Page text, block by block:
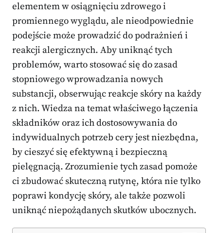
elementem w osiągnięciu zdrowego i
promiennego wyglądu, ale nieodpowiednie
podejście może prowadzić do podrażnień i
reakcji alergicznych. Aby uniknąć tych
problemów, warto stosować się do zasad
stopniowego wprowadzania nowych
substancji, obserwując reakcje skóry na każdy
z nich. Wiedza na temat właściwego łączenia
składników oraz ich dostosowywania do
indywidualnych potrzeb cery jest niezbędna,
by cieszyć się efektywną i bezpieczną
pielęgnacją. Zrozumienie tych zasad pomoże
ci zbudować skuteczną rutynę, która nie tylko
poprawi kondycję skóry, ale także pozwoli
uniknąć niepożądanych skutków ubocznych.